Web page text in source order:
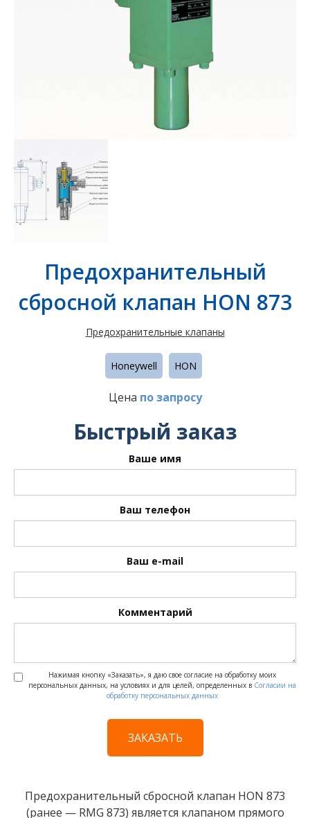
Предохранительный
сбросной клапан HON 873
Предохранительные клапаны
Honeywell HON
Цена по запросу
Быстрый заказ
Ваше имя
Ваш телефон
Ваш e-mail
Комментарий
Нажимая кнопку «Заказать», я даю свое согласие на обработку моих
персональных данных, на условиях и для целей, определенных в Согласии на
обработку персональных данных
Предохранительный сбросной клапан HON 873
(ранее — RMG 873) является клапаном прямого